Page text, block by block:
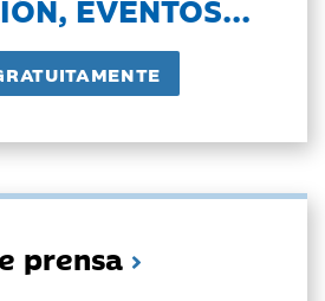
prensa